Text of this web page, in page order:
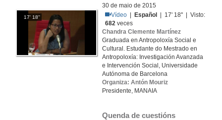
17' 18''
30 de maio de 2015
Vídeo
Español
| 17' 18'' | Visto:
682 veces
Chandra Clemente Martínez
Graduada en Antropoloxía Social e
Cultural. Estudante do Mestrado en
Antropoloxía: Investigación Avanzada
e Intervención Social, Universidade
Autónoma de Barcelona
Organiza: Antón Mouriz
Presidente, MANAIA
Quenda de cuestións